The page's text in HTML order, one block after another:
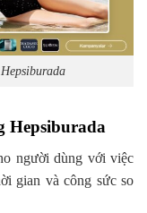
Hepsiburada
người dùng với việc
gian và công sức so